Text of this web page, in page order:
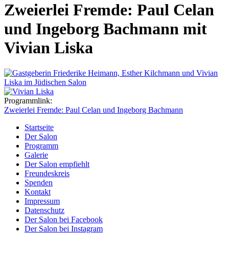
Zweierlei Fremde: Paul Celan
und Ingeborg Bachmann mit
Vivian Liska
Programmlink:
Zweierlei Fremde: Paul Celan und Ingeborg Bachmann
Startseite
Der Salon
Programm
Galerie
Der Salon empfiehlt
Freundeskreis
Spenden
Kontakt
Impressum
Datenschutz
Der Salon bei Facebook
Der Salon bei Instagram